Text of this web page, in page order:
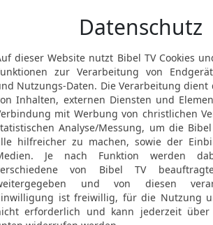
hast mir
24 Darauf
die
Weisen
Traum
25 Arioch
unter den
seinen
26 Der
Namen
Traum